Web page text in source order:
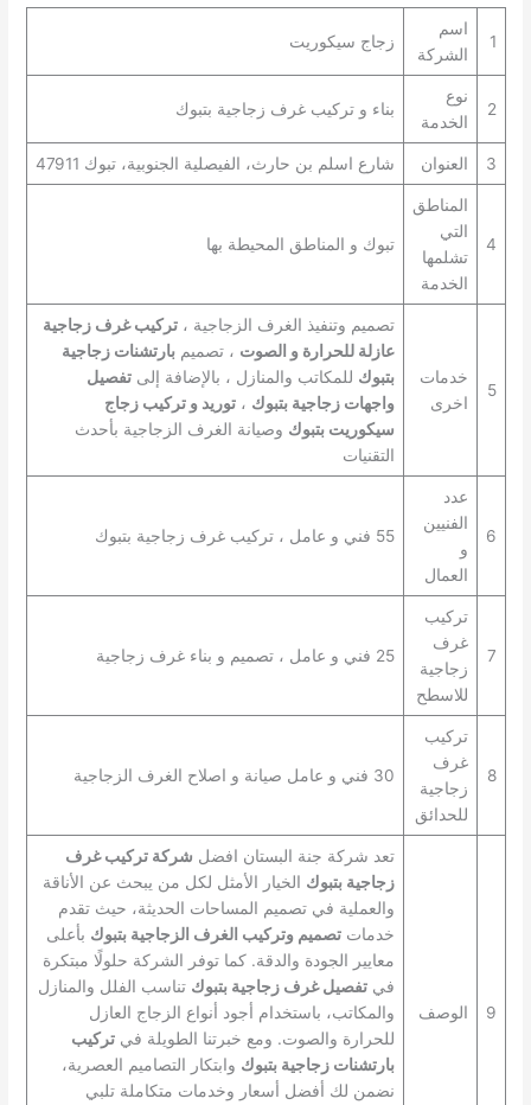
1
اسم
الشركة
زجاج سيكوريت
2
نوع
الخدمة
بناء و تركيب غرف زجاجية بتبوك
3 العنوان شارع اسلم بن حارث، الفيصلية الجنوبية، تبوك 47911
4
المناطق
التي
تشلمها
الخدمة
تبوك و المناطق المحيطة بها
5
خدمات
اخرى
تصميم وتنفيذ الغرف الزجاجية ، تركيب غرف زجاجية
عازلة للحرارة و الصوت ، تصميم بارتشنات زجاجية
بتبوك للمكاتب والمنازل ، بالإضافة إلى تفصيل
واجهات زجاجية بتبوك ، توريد و تركيب زجاج
سيكوريت بتبوك وصيانة الغرف الزجاجية بأحدث
التقنيات
6
عدد
الفنيين
و
العمال
55 فني و عامل ، تركيب غرف زجاجية بتبوك
7
تركيب
غرف
زجاجية
للاسطح
25 فني و عامل ، تصميم و بناء غرف زجاجية
8
تركيب
غرف
زجاجية
للحدائق
30 فني و عامل صيانة و اصلاح الغرف الزجاجية
9 الوصف
تعد شركة جنة البستان افضل شركة تركيب غرف
زجاجية بتبوك الخيار الأمثل لكل من يبحث عن الأناقة
والعملية في تصميم المساحات الحديثة، حيث تقدم
خدمات تصميم وتركيب الغرف الزجاجية بتبوك بأعلى
معايير الجودة والدقة. كما توفر الشركة حلولًا مبتكرة
في تفصيل غرف زجاجية بتبوك تناسب الفلل والمنازل
والمكاتب، باستخدام أجود أنواع الزجاج العازل
للحرارة والصوت. ومع خبرتنا الطويلة في تركيب
بارتشنات زجاجية بتبوك وابتكار التصاميم العصرية،
نضمن لك أفضل أسعار وخدمات متكاملة تلبي